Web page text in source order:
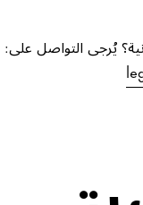
يُرجى التواصل على: